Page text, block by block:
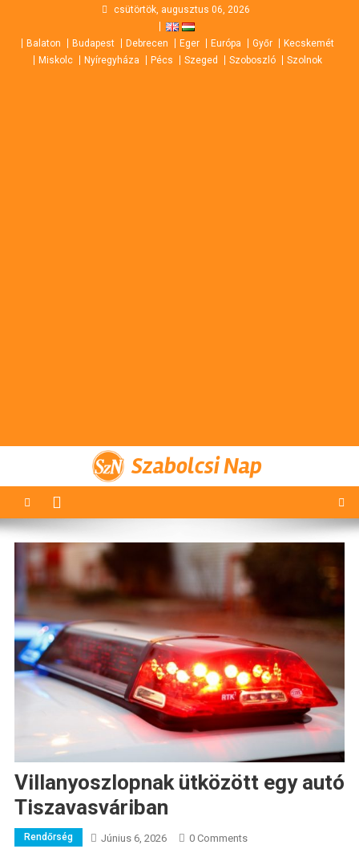
content
csütörtök, augusztus 06, 2026
Balaton Budapest Debrecen Eger Európa Győr
Kecskemét
Miskolc
Nyíregyháza Pécs Szeged Szoboszló Szolnok
Szabolcsi Nap
Villanyoszlopnak ütközött egy autó
Tiszavasváriban
Rendőrség Június 6, 2026 0 Comments